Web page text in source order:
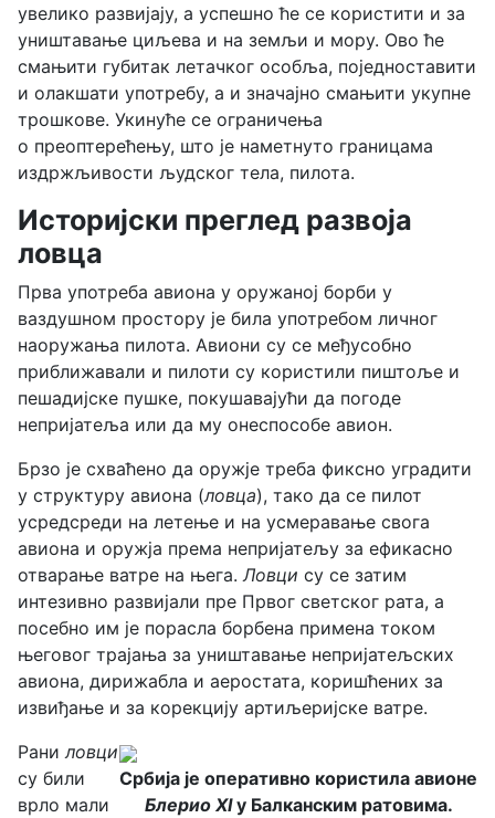
увелико развијају, а успешно ће се користити и за
уништавање циљева и на земљи и мору. Ово ће
смањити губитак летачког особља, поједноставити
и олакшати употребу, а и значајно смањити укупне
трошкове. Укинуће се ограничења
о преоптерећењу, што је наметнуто границама
издржљивости људског тела, пилота.
Историјски преглед развоја
ловца
Прва употреба авиона у оружаној борби у
ваздушном простору је била употребом личног
наоружања пилота. Авиони су се међусобно
приближавали и пилоти су користили пиштоље и
пешадијске пушке, покушавајући да погоде
непријатеља или да му онеспособе авион.
Брзо је схваћено да оружје треба фиксно уградити
у структуру авиона (ловца), тако да се пилот
усредсреди на летење и на усмеравање свога
авиона и оружја према непријатељу за ефикасно
отварање ватре на њега.Ловци су се затим
интезивно развијали пре Првог светског рата, а
посебно им је порасла борбена примена током
његовог трајања за уништавање непријатељских
авиона, дирижабла и аеростата, коришћених за
извиђање и за корекцију артиљеријске ватре.
Србија је оперативно користила авионе
Блерио XIу Балканским ратовима.
Раниловци
су били
врло мали